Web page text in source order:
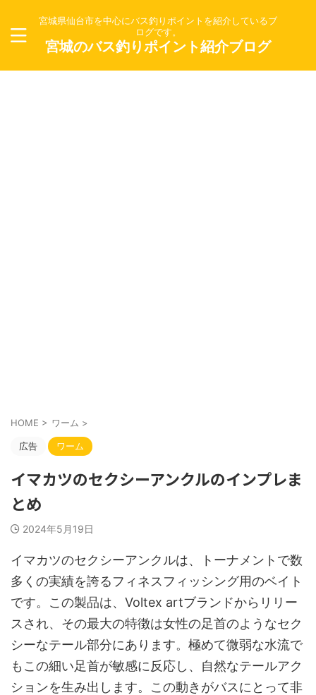
宮城県仙台市を中心にバス釣りポイントを紹介しているブ
ログです。
宮城のバス釣りポイント紹介ブログ
HOME > ワーム >
広告 ワーム
イマカツのセクシーアンクルのインプレま
とめ
2024年5月19日
イマカツのセクシーアンクルは、トーナメントで数
多くの実績を誇るフィネスフィッシング用のベイト
です。この製品は、Voltex artブランドからリリー
スされ、その最大の特徴は女性の足首のようなセク
シーなテール部分にあります。極めて微弱な水流で
もこの細い足首が敏感に反応し、自然なテールアク
ションを生み出します。この動きがバスにとって非